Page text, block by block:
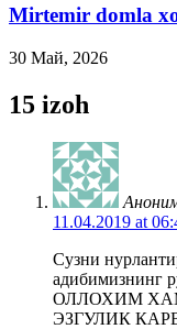
Mirtemir domla
30 Май, 2026
15 izoh
11.04.2019 at
Сузни
адибимизнинг
ОЛЛОХИМ
ЭЗГУЛИК